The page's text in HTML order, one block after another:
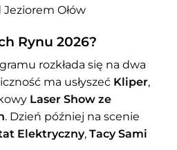
Ołów
Rynu 2026?
rozkłada się na dwa
ma usłyszeć Kliper,
Laser Show ze
. Dzień później na scenie
Elektryczny, Tacy Sami